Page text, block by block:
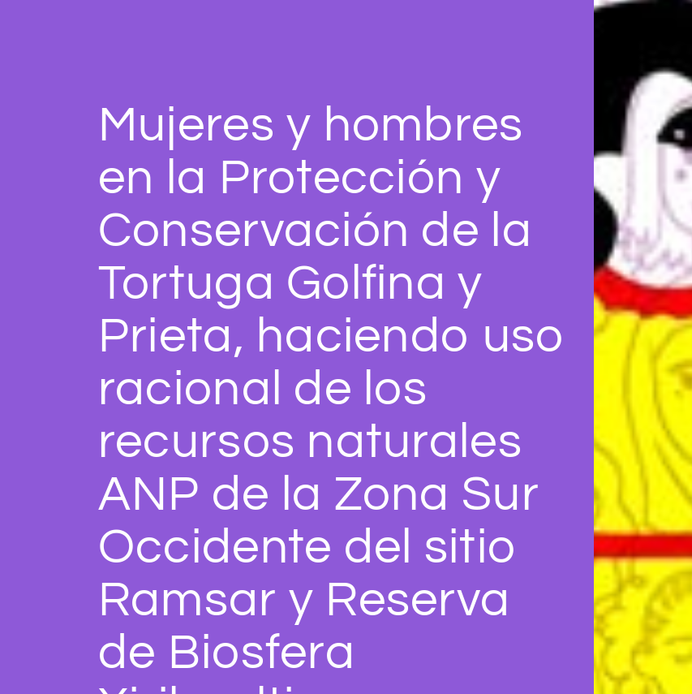
Mujeres y hombres
en la Protección y
Conservación de la
Tortuga Golfina y
Prieta, haciendo uso
racional de los
recursos naturales
ANP de la Zona Sur
Occidente del sitio
Ramsar y Reserva
de Biosfera